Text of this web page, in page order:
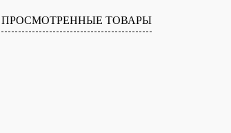
ПРОСМОТРЕННЫЕ ТОВАРЫ